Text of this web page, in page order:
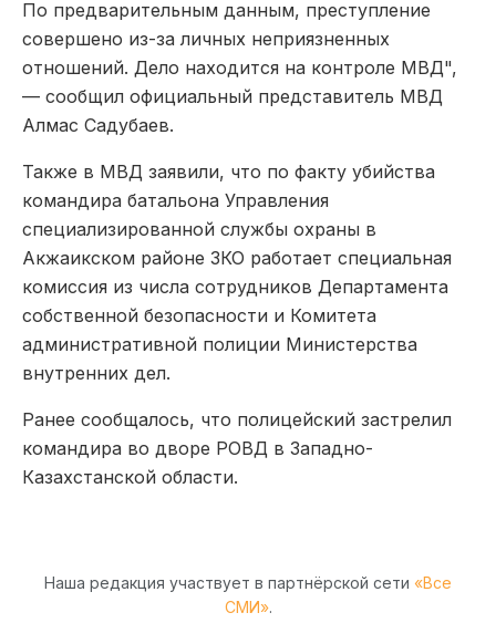
По предварительным данным, преступление
совершено из-за личных неприязненных
отношений. Дело находится на контроле МВД",
— сообщил официальный представитель МВД
Алмас Садубаев.
Также в МВД заявили, что по факту убийства
командира батальона Управления
специализированной службы охраны в
Акжаикском районе ЗКО работает специальная
комиссия из числа сотрудников Департамента
собственной безопасности и Комитета
административной полиции Министерства
внутренних дел.
Ранее сообщалось, что полицейский застрелил
командира во дворе РОВД в Западно-
Казахстанской области.
Наша редакция участвует в партнёрской сети «Все
СМИ».